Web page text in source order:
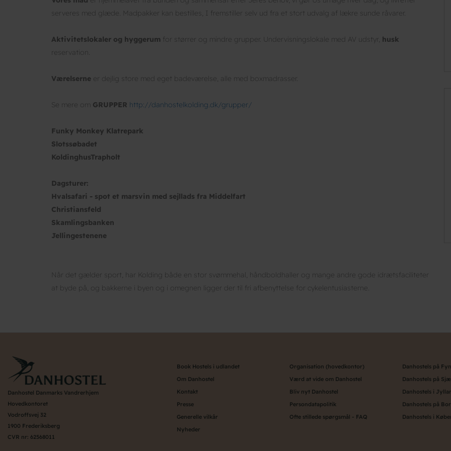
serveres med glæde. Madpakker kan bestilles, I fremstiller selv ud fra et stort udvalg af lækre sunde råvarer.
Aktivitetslokaler og hyggerum for størrer og mindre grupper. Undervisningslokale med AV udstyr, husk
reservation.
Værelserne er dejlig store med eget badeværelse, alle med boxmadrasser.
Se mere om GRUPPER http://danhostelkolding.dk/grupper/
Funky Monkey Klatrepark
Slotssøbadet
KoldinghusTrapholt
Dagsturer:
Hvalsafari - spot et marsvin med sejllads fra Middelfart
Christiansfeld
Skamlingsbanken
Jellingestenene
Når det gælder sport, har Kolding både en stor svømmehal, håndboldhaller og mange andre gode idrætsfaciliteter
at byde på, og bakkerne i byen og i omegnen ligger der til fri afbenyttelse for cykelentusiasterne.
Danhostel Danmarks Vandrerhjem
Hovedkontoret
Vodroffsvej 32
1900 Frederiksberg
CVR nr: 62568011
Book Hostels i udlandet
Om Danhostel
Kontakt
Presse
Generelle vilkår
Nyheder
Organisation (hovedkontor)
Værd at vide om Danhostel
Bliv nyt Danhostel
Persondatapolitik
Ofte stillede spørgsmål - FAQ
Danhostels på Fyn
Danhostels på
Danhostels i
Danhostels på
Danhostels i